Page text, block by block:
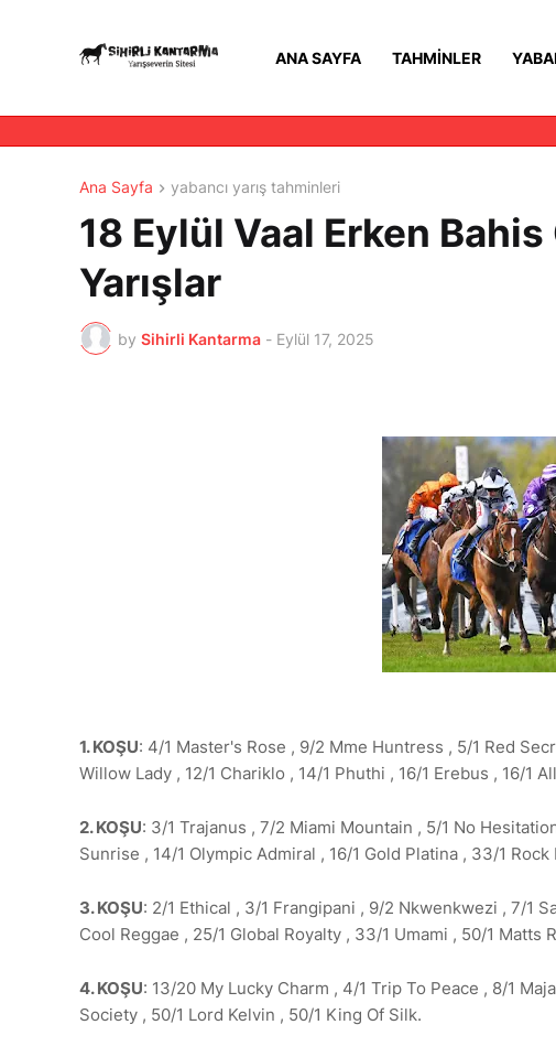
ANA SAYFA TAHMINLER
Ana Sayfa yabancı yarış tahminleri
18 Eylül Vaal Erken Bahis
Yarışlar
by Sihirli Kantarma - Eylül 17, 2025
1. KOŞU: 4/1 Master's Rose , 9/2 Mme Huntress , 5/1 Red
Willow Lady , 12/1 Chariklo , 14/1 Phuthi , 16/1 Erebus , 16/1
2. KOŞU: 3/1 Trajanus , 7/2 Miami Mountain , 5/1 No
Sunrise , 14/1 Olympic Admiral , 16/1 Gold Platina , 33/1
3. KOŞU: 2/1 Ethical , 3/1 Frangipani , 9/2 Nkwenkwezi , 7/1
Cool Reggae , 25/1 Global Royalty , 33/1 Umami , 50/1 Matts
4. KOŞU: 13/20 My Lucky Charm , 4/1 Trip To Peace , 8/1
Society , 50/1 Lord Kelvin , 50/1 King Of Silk.